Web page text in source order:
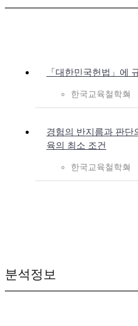
「대한민국헌법」에
한국교육철학회
경험의 반지름과 판단
육의 최소 조건
한국교육철학회
분석정보